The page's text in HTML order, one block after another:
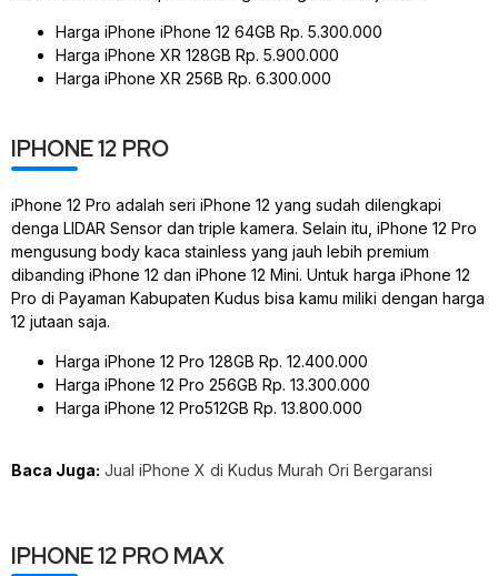
Harga iPhone iPhone 12 64GB Rp. 5.300.000
Harga iPhone XR 128GB Rp. 5.900.000
Harga iPhone XR 256B Rp. 6.300.000
IPHONE 12 PRO
iPhone 12 Pro adalah seri iPhone 12 yang sudah dilengkapi
denga LIDAR Sensor dan triple kamera. Selain itu, iPhone 12 Pro
mengusung body kaca stainless yang jauh lebih premium
dibanding iPhone 12 dan iPhone 12 Mini. Untuk harga iPhone 12
Pro di Payaman Kabupaten Kudus bisa kamu miliki dengan harga
12 jutaan saja.
Harga iPhone 12 Pro 128GB Rp. 12.400.000
Harga iPhone 12 Pro 256GB Rp. 13.300.000
Harga iPhone 12 Pro512GB Rp. 13.800.000
Baca Juga: Jual iPhone X di Kudus Murah Ori Bergaransi
IPHONE 12 PRO MAX